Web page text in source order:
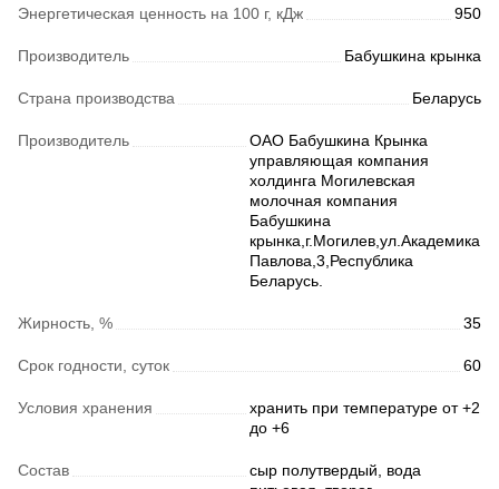
Энергетическая ценность на 100 г, кДж 950
Производитель Бабушкина крынка
Страна производства Беларусь
Производитель
ОАО Бабушкина Крынка
управляющая компания
холдинга Могилевская
молочная компания
Бабушкина
крынка,г.Могилев,ул.Академика
Павлова,3,Республика
Беларусь.
Жирность, % 35
Срок годности, суток 60
Условия хранения
хранить при температуре от +2
до +6
Состав
сыр полутвердый, вода